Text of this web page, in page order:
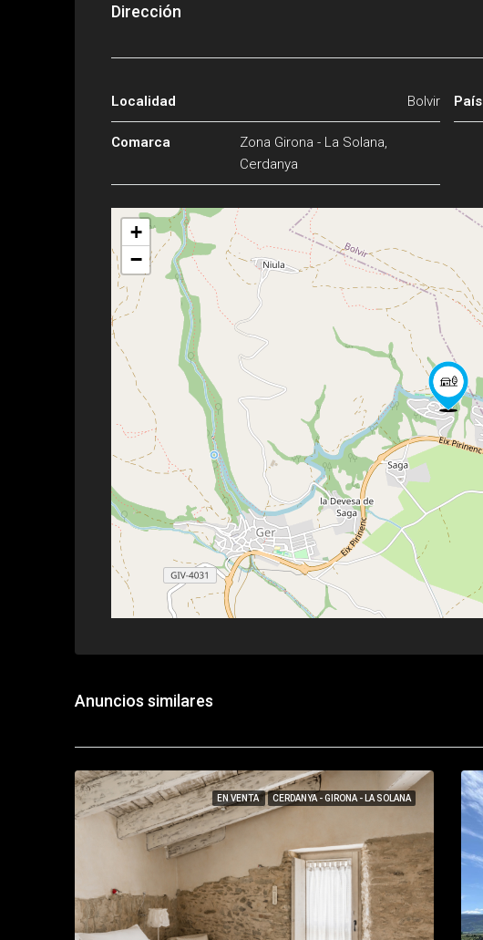
Dirección
Localidad Bolvir
Comarca
Zona Girona - La Solana,
Cerdanya
País
+
−
Anuncios similares
EN VENTA CERDANYA - GIRONA - LA SOLANA